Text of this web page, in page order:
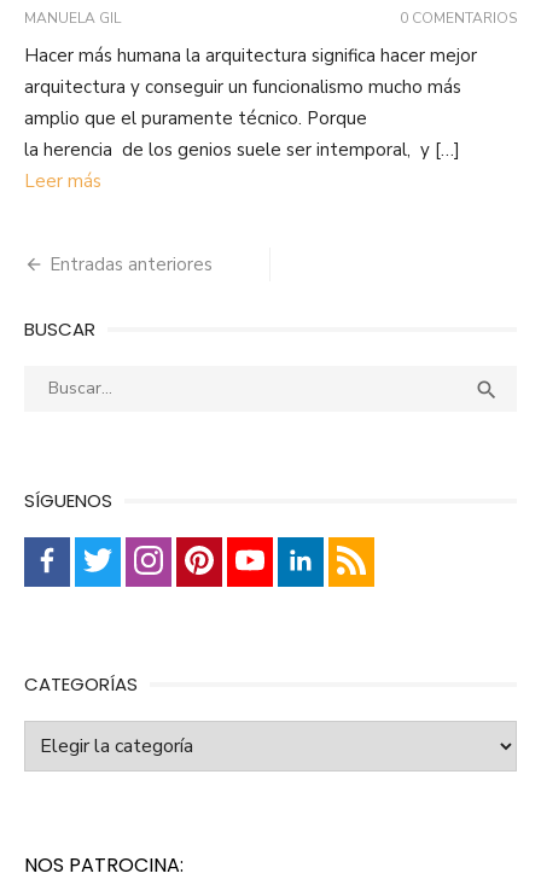
MANUELA GIL 0 COMENTARIOS
Hacer más humana la arquitectura significa hacer mejor
arquitectura y conseguir un funcionalismo mucho más
amplio que el puramente técnico. Porque
la herencia de los genios suele ser intemporal, y […]
Leer más
Navegación
entradas
Entradas anteriores
BUSCAR
Buscar: 
SÍGUENOS
CATEGORÍAS
NOS PATROCINA: